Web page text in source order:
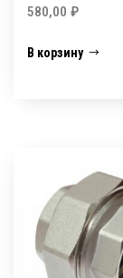
580,00 ₽
В корзину